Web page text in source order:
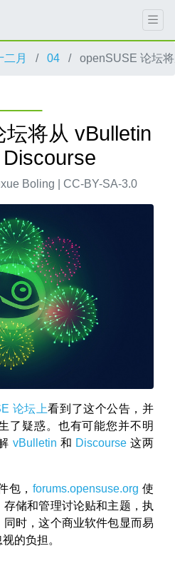
二月 04 openSUSE 论坛
坛将从 vBulletin
Boling | CC-BY-SA-3.0
论坛上看到了这个公告，并
了疑惑。也有可能您并不明
vBulletin 和 Discourse 这两
包，forums.opensuse.org 使
储和管理讨论贴和主题，执
时，这个商业软件包显而易
的负担。